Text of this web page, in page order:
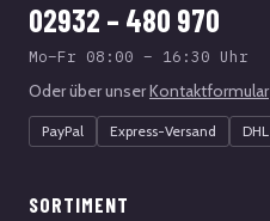
02932 – 480 970
Mo–Fr 08:00 – 16:30 Uhr
Oder über unserKontaktformular
PayPal Express-Versand DHL
SORTIMENT